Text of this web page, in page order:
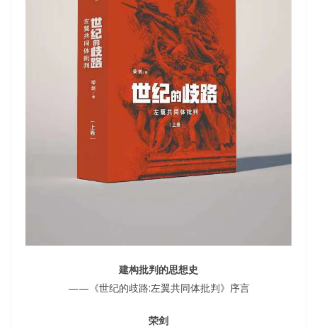
建构批判的思想史
——《世纪的歧路:左翼共同体批判》序言
荣剑